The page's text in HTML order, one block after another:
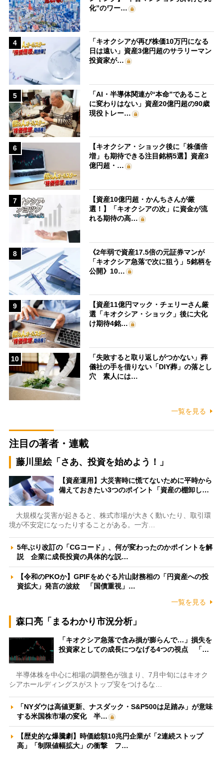
化”のワー…
4
「キオクシアが再び株価10万円になる
日は遠い」資産3億円超のサラリーマン
投資家が…
5
「AI・半導体関連が“本命”であること
に変わりはない」資産20億円超の90歳
現役トレー…
6
【キオクシア・ショック後に「株価倍
増」も期待できる注目銘柄5選】資産3
億円超・…
7
【資産10億円超・かんちさんが厳
選！】「キオクシアの次」に資金が流
れる期待の高…
8
《2年弱で資産17.5倍の元証券マンが
「キオクシア急落で次に狙う」5銘柄を
公開》10…
9
【資産11億円マック・チェリーさん厳
選「キオクシア・ショック」後に大化
け期待4銘…
10
「失敗すると取り返しがつかない」葬
儀社の手を借りない「DIY葬」の落とし
穴 素人には…
一覧を見る
注目の著者・連載
藤川里絵「さあ、投資を始めよう！」
【資産運用】大災害時に慌てないために平時から
備えておきたい3つのポイント「資産の棚卸し…
大規模な災害が起きると、株式市場が大きく動いたり、取引環
境が不安定になったりすることがある。一方…
5年ぶり改訂の「CGコード」、何が変わったのかポイントを解
説 企業に成長投資の具体的な説…
【令和のPKOか】GPIFをめぐる片山財務相の「円資産への投
資拡大」発言の波紋 「国債重視」…
一覧を見る
森口亮「まるわかり市況分析」
「キオクシア急落で含み損が膨らんで…」損失を
投資家としての成長につなげる4つの視点 「…
半導体株を中心に相場の調整色が強まり、7月中旬にはキオク
シアホールディングスがストップ安をつけるな…
「NYダウは高値更新、ナスダック・S&P500は足踏み」が意味
する米国株市場の変化 半…
【歴史的な爆騰劇】時価総額10兆円企業が「2連続ストップ
高」「制限値幅拡大」の衝撃 フ…